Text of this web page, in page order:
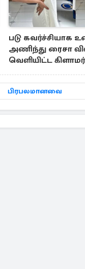
படு கவர்ச்சியாக
அணிந்து ரைசா
வெளியிட்ட கிளாமர்
பிரபலமானவை